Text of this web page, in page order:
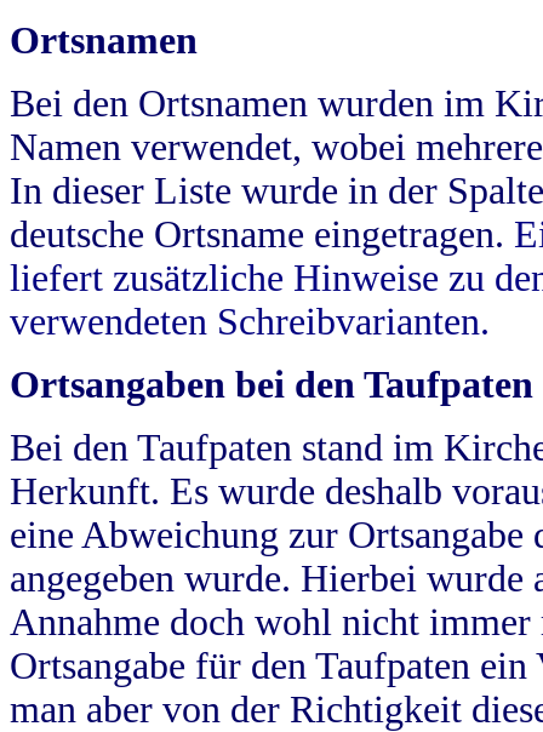
Ortsnamen
Bei den Ortsnamen wurden im
Namen verwendet, wobei
In dieser Liste wurde in der
deutsche Ortsname eingetragen.
liefert zusätzliche Hinweise zu
verwendeten Schreibvarianten.
Ortsangaben bei den Taufpaten
Bei den Taufpaten stand im
Herkunft. Es wurde deshalb
eine Abweichung zur
angegeben wurde. Hierbei wurde
Annahme doch wohl nicht
Ortsangabe für den Taufpaten
man aber von der Richtigkeit